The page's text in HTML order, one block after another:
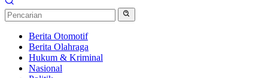
Berita Otomotif
Berita Olahraga
Hukum & Kriminal
Nasional